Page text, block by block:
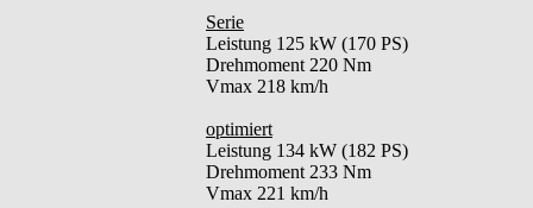
Serie
Leistung 125 kW (170 PS)
Drehmoment 220 Nm
Vmax 218 km/h
optimiert
Leistung 134 kW (182 PS)
Drehmoment 233 Nm
Vmax 221 km/h